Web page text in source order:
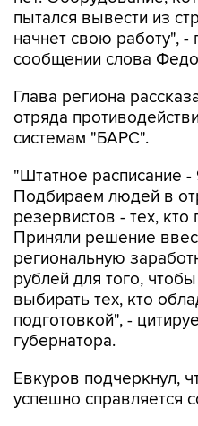
пытался вывести из
начнет свою работу", -
сообщении слова
Глава региона
отряда
системам "БАРС".
"Штатное расписание
Подбираем людей в
резервистов - тех,
Приняли решение
региональную
рублей для того,
выбирать тех, кто
подготовкой", -
губернатора.
Евкуров подчеркнул,
успешно справляется